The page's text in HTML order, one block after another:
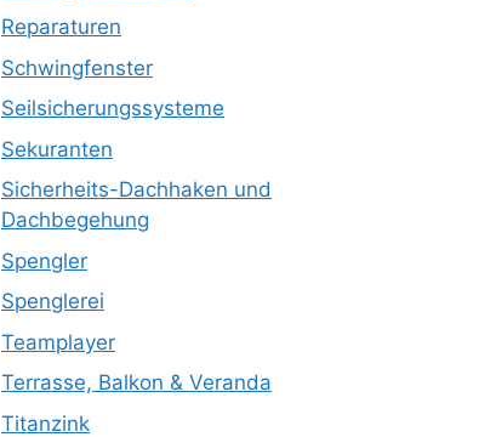
Reparaturen
Schwingfenster
Seilsicherungssysteme
Sekuranten
Sicherheits-Dachhaken und
Dachbegehung
Spengler
Spenglerei
Teamplayer
Terrasse, Balkon & Veranda
Titanzink